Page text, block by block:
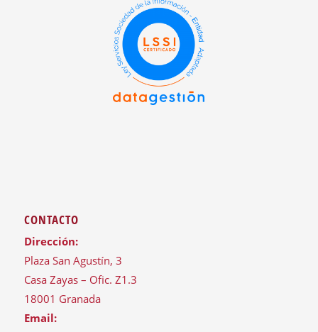
CONTACTO
Dirección:
Plaza San Agustín, 3
Casa Zayas – Ofic. Z1.3
18001 Granada
Email: